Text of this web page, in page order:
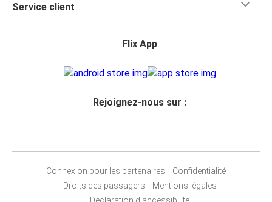
Service client
Flix App
Rejoignez-nous sur :
Connexion pour les partenaires
Confidentialité
Droits des passagers
Mentions légales
Déclaration d'accessibilité